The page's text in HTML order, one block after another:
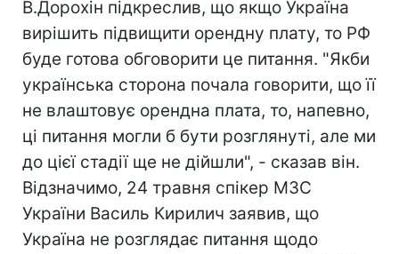
В.Дорохін підкреслив, що якщо Україна
вирішить підвищити орендну плату, то РФ
буде готова обговорити це питання. "Якби
українська сторона почала говорити, що її
не влаштовує орендна плата, то, напевно,
ці питання могли б бути розглянуті, але ми
до цієї стадії ще не дійшли", - сказав він.
Відзначимо, 24 травня спікер МЗС
України Василь Кирилич заявив, що
Україна не розглядає питання щодо